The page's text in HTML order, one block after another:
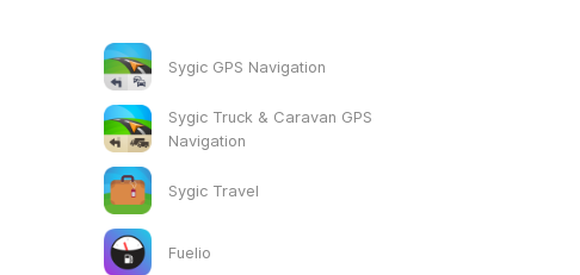
Sygic GPS Navigation
Sygic Truck & Caravan GPS
Navigation
Sygic Travel
Fuelio